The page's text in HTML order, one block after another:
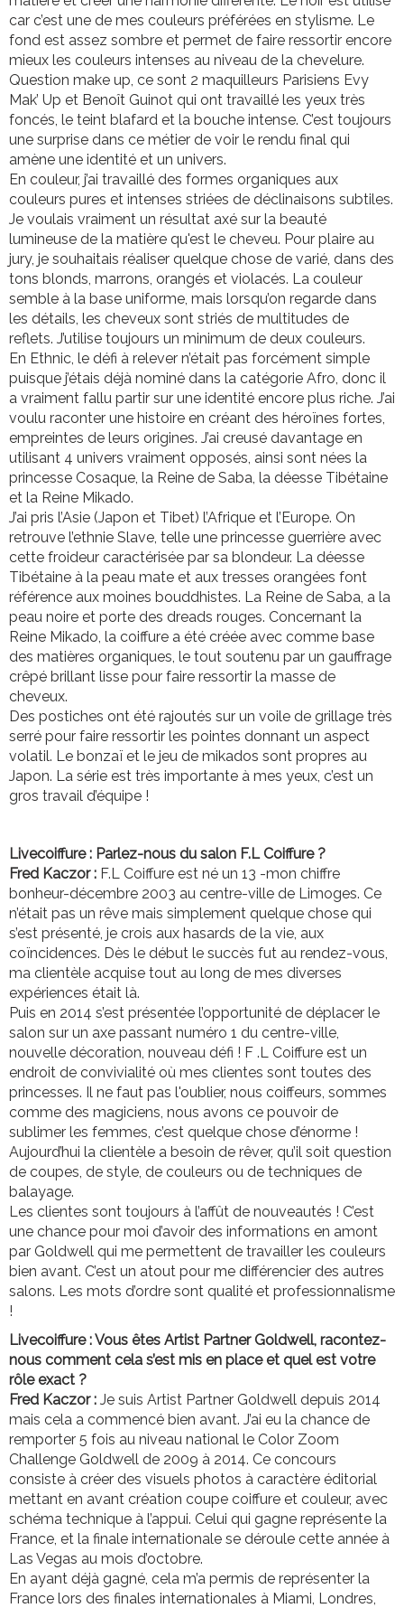
car c’est une de mes couleurs préférées en stylisme. Le
fond est assez sombre et permet de faire ressortir encore
mieux les couleurs intenses au niveau de la chevelure.
Question make up, ce sont 2 maquilleurs Parisiens Evy
Mak’ Up et Benoît Guinot qui ont travaillé les yeux très
foncés, le teint blafard et la bouche intense. C’est toujours
une surprise dans ce métier de voir le rendu final qui
amène une identité et un univers.
En couleur, j’ai travaillé des formes organiques aux
couleurs pures et intenses striées de déclinaisons subtiles.
Je voulais vraiment un résultat axé sur la beauté
lumineuse de la matière qu'est le cheveu. Pour plaire au
jury, je souhaitais réaliser quelque chose de varié, dans des
tons blonds, marrons, orangés et violacés. La couleur
semble à la base uniforme, mais lorsqu’on regarde dans
les détails, les cheveux sont striés de multitudes de
reflets. J’utilise toujours un minimum de deux couleurs.
En Ethnic, le défi à relever n’était pas forcément simple
puisque j’étais déjà nominé dans la catégorie Afro, donc il
a vraiment fallu partir sur une identité encore plus riche. J’ai
voulu raconter une histoire en créant des héroïnes fortes,
empreintes de leurs origines. J’ai creusé davantage en
utilisant 4 univers vraiment opposés, ainsi sont nées la
princesse Cosaque, la Reine de Saba, la déesse Tibétaine
et la Reine Mikado.
J’ai pris l’Asie (Japon et Tibet) l’Afrique et l’Europe. On
retrouve l’ethnie Slave, telle une princesse guerrière avec
cette froideur caractérisée par sa blondeur. La déesse
Tibétaine à la peau mate et aux tresses orangées font
référence aux moines bouddhistes. La Reine de Saba, a la
peau noire et porte des dreads rouges. Concernant la
Reine Mikado, la coiffure a été créée avec comme base
des matières organiques, le tout soutenu par un gauffrage
crêpé brillant lisse pour faire ressortir la masse de
cheveux.
Des postiches ont été rajoutés sur un voile de grillage très
serré pour faire ressortir les pointes donnant un aspect
volatil. Le bonzaï et le jeu de mikados sont propres au
Japon. La série est très importante à mes yeux, c’est un
gros travail d’équipe !
Livecoiffure : Parlez-nous du salon F.L Coiffure ?
Fred Kaczor : F.L Coiffure est né un 13 -mon chiffre
bonheur-décembre 2003 au centre-ville de Limoges. Ce
n’était pas un rêve mais simplement quelque chose qui
s’est présenté, je crois aux hasards de la vie, aux
coïncidences. Dès le début le succès fut au rendez-vous,
ma clientèle acquise tout au long de mes diverses
expériences était là.
Puis en 2014 s’est présentée l’opportunité de déplacer le
salon sur un axe passant numéro 1 du centre-ville,
nouvelle décoration, nouveau défi ! F .L Coiffure est un
endroit de convivialité où mes clientes sont toutes des
princesses. Il ne faut pas l'oublier, nous coiffeurs, sommes
comme des magiciens, nous avons ce pouvoir de
sublimer les femmes, c’est quelque chose d’énorme !
Aujourd’hui la clientèle a besoin de rêver, qu’il soit question
de coupes, de style, de couleurs ou de techniques de
balayage.
Les clientes sont toujours à l’affût de nouveautés ! C’est
une chance pour moi d’avoir des informations en amont
par Goldwell qui me permettent de travailler les couleurs
bien avant. C’est un atout pour me différencier des autres
salons. Les mots d’ordre sont qualité et professionnalisme
!
Livecoiffure : Vous êtes Artist Partner Goldwell, racontez-
nous comment cela s’est mis en place et quel est votre
rôle exact ?
Fred Kaczor : Je suis Artist Partner Goldwell depuis 2014
mais cela a commencé bien avant. J’ai eu la chance de
remporter 5 fois au niveau national le Color Zoom
Challenge Goldwell de 2009 à 2014. Ce concours
consiste à créer des visuels photos à caractère éditorial
mettant en avant création coupe coiffure et couleur, avec
schéma technique à l’appui. Celui qui gagne représente la
France, et la finale internationale se déroule cette année à
Las Vegas au mois d’octobre.
En ayant déjà gagné, cela m’a permis de représenter la
France lors des finales internationales à Miami, Londres,